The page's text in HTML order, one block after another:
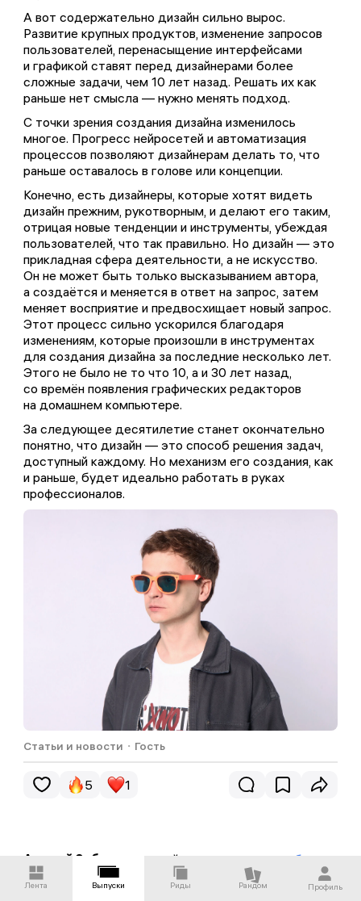
Лента Выпуски Риды Рандом Профиль
А вот содержательно дизайн сильно вырос.
Развитие крупных продуктов, изменение запросов
пользователей, перенасыщение интерфейсами
и графикой ставят перед дизайнерами более
сложные задачи, чем 10 лет назад. Решать их как
раньше нет смысла — нужно менять подход.
С точки зрения создания дизайна изменилось
многое. Прогресс нейросетей и автоматизация
процессов позволяют дизайнерам делать то, что
раньше оставалось в голове или концепции.
Конечно, есть дизайнеры, которые хотят видеть
дизайн прежним, рукотворным, и делают его таким,
отрицая новые тенденции и инструменты, убеждая
пользователей, что так правильно. Но дизайн — это
прикладная сфера деятельности, а не искусство.
Он не может быть только высказыванием автора,
а создаётся и меняется в ответ на запрос, затем
меняет восприятие и предвосхищает новый запрос.
Этот процесс сильно ускорился благодаря
изменениям, которые произошли в инструментах
для создания дизайна за последние несколько лет.
Этого не было не то что 10, а и 30 лет назад,
со времён появления графических редакторов
на домашнем компьютере.
За следующее десятилетие станет окончательно
понятно, что дизайн — это способ решения задач,
доступный каждому. Но механизм его создания, как
и раньше, будет идеально работать в руках
профессионалов.
Статьи и новости ・ Гость
5 1
Комментариев пока не было...
Андрей Зубрилов , дизайнер, автор канала «
без
дизайна